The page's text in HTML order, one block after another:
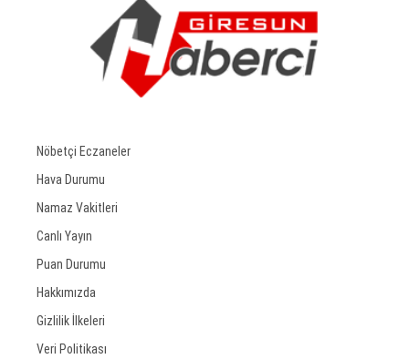
Nöbetçi Eczaneler
Hava Durumu
Namaz Vakitleri
Canlı Yayın
Puan Durumu
Hakkımızda
Gizlilik İlkeleri
Veri Politikası